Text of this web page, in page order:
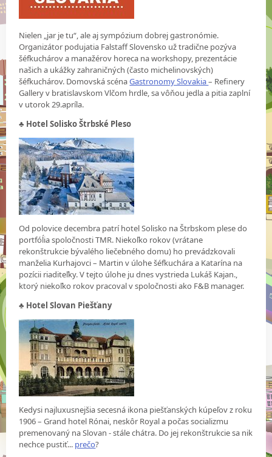
Nielen „jar je tu“, ale aj sympózium dobrej gastronómie.
Organizátor podujatia Falstaff Slovensko už tradične pozýva
šéfkuchárov a manažérov horeca na workshopy, prezentácie
našich a ukážky zahraničných (často michelinovských)
šéfkuchárov. Domovská scénaGastronomy Slovakia– Refinery
Gallery v bratislavskom Vlčom hrdle, sa vôňou jedla a pitia zaplní
v utorok 29.apríla.
♣ Hotel Solisko Štrbské Pleso
Od polovice decembra patrí hotel Solisko na Štrbskom plese do
portfóĺia spoločnosti TMR. Niekoľko rokov (vrátane
rekonštrukcie bývalého liečebného domu) ho prevádzkovali
manželia Kurhajovci – Martin v úlohe šéfkuchára a Katarína na
pozícii riaditeľky. V tejto úlohe ju dnes vystrieda Lukáš Kajan.,
ktorý niekoľko rokov pracoval v spoločnosti ako F&B manager.
♣ Hotel Slovan Piešťany
Kedysi najluxusnejšia secesná ikona piešťanských kúpeľov z roku
1906 – Grand hotel Rónai, neskôr Royal a počas socializmu
premenovaný na Slovan - stále chátra. Do jej rekonštrukcie sa nik
nechce pustiť... prečo?